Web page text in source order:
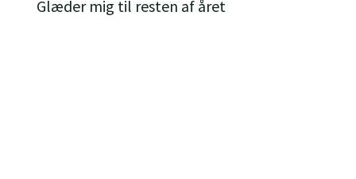
Glæder mig til resten af året